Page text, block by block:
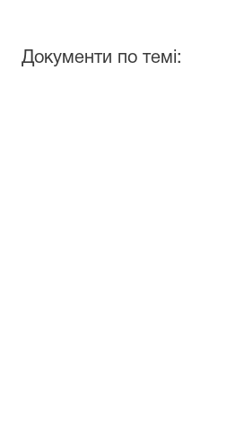
Документи по темі: